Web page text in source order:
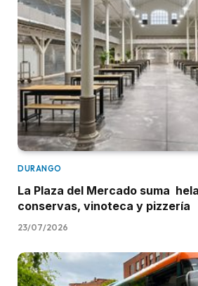
DURANGO
La Plaza del Mercado suma
conservas, vinoteca y pizzería
23/07/2026